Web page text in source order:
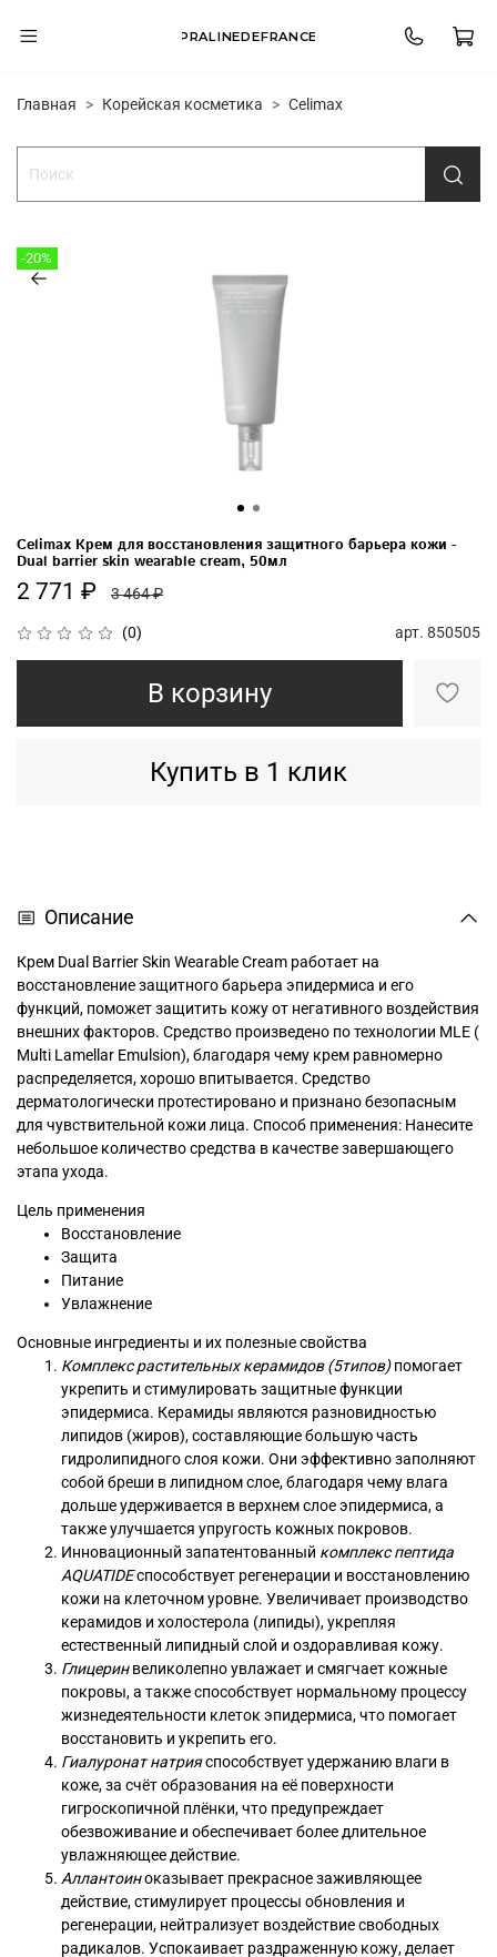
PRALINEDEFRANCE
Главная Корейская косметика Celimax
-20%
(0) арт. 850505
Celimax Крем для восстановления защитного барьера кожи -
Dual barrier skin wearable cream, 50мл
2 771 ₽ 3 464 ₽
В корзину
Купить в 1 клик
Описание
Крем Dual Barrier Skin Wearable Cream работает на
восстановление защитного барьера эпидермиса и его
функций, поможет защитить кожу от негативного воздействия
внешних факторов. Средство произведено по технологии MLE (
Multi Lamellar Emulsion), благодаря чему крем равномерно
распределяется, хорошо впитывается. Средство
дерматологически протестировано и признано безопасным
для чувствительной кожи лица. Способ применения: Нанесите
небольшое количество средства в качестве завершающего
этапа ухода.
Цель применения
Восстановление
Защита
Питание
Увлажнение
Основные ингредиенты и их полезные свойства
Комплекс растительных керамидов (5типов)помогает
укрепить и стимулировать защитные функции
эпидермиса. Керамиды являются разновидностью
липидов (жиров), составляющие большую часть
гидролипидного слоя кожи. Они эффективно заполняют
собой бреши в липидном слое, благодаря чему влага
дольше удерживается в верхнем слое эпидермиса, а
также улучшается упругость кожных покровов.
Инновационный запатентованный комплекс пептида
AQUATIDEспособствует регенерации и восстановлению
кожи на клеточном уровне. Увеличивает производство
керамидов и холостерола (липиды), укрепляя
естественный липидный слой и оздоравливая кожу.
Глицеринвеликолепно увлажает и смягчает кожные
покровы, а также способствует нормальному процессу
жизнедеятельности клеток эпидермиса, что помогает
восстановить и укрепить его.
Гиалуронат натрияспособствует удержанию влаги в
коже, за счёт образования на её поверхности
гигроскопичной плёнки, что предупреждает
обезвоживание и обеспечивает более длительное
увлажняющее действие.
Аллантоиноказывает прекрасное заживляющее
действие, стимулирует процессы обновления и
регенерации, нейтрализует воздействие свободных
радикалов. Успокаивает раздраженную кожу, делает